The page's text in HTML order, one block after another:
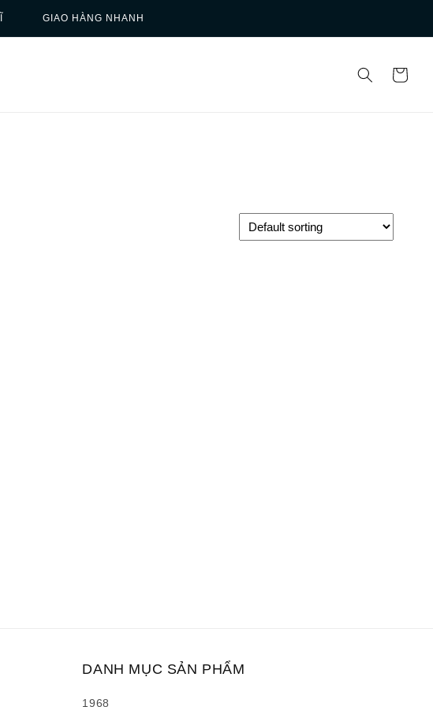
GIAO HÀNG NHANH
DANH MỤC SẢN PHẨM
1968